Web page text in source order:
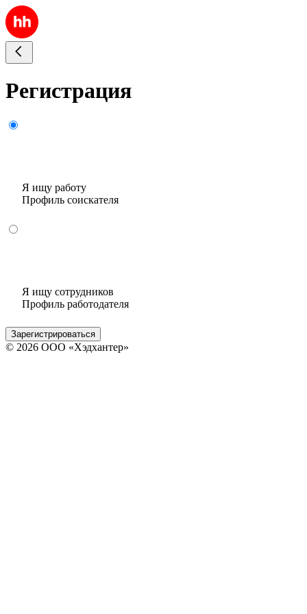
Регистрация
Я ищу работу
Профиль соискателя
Я ищу сотрудников
Профиль работодателя
Зарегистрироваться
© 2026 ООО «Хэдхантер»